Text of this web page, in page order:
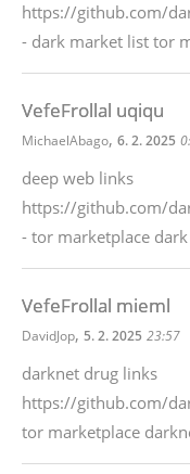
https://github.com/
- dark market list tor
VefeFrollal uqiqu
MichaelAbago, 6. 2. 2025
deep web links
https://github.com/
- tor marketplace
VefeFrollal mieml
DavidJop, 5. 2. 2025 23:57
darknet drug links
https://github.com/
tor marketplace